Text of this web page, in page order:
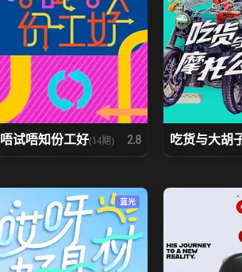
唔试唔知份工好(14期) 2.8 吃货与大胡
蓝光